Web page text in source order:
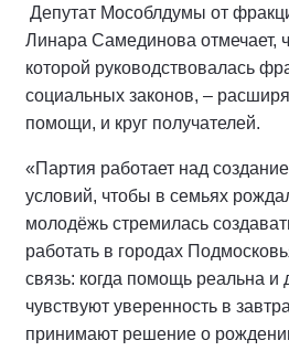
Депутат Мособлдумы от
Линара Самединова отмечает,
которой руководствовалась
социальных законов, –
помощи, и круг получателей.
«Партия работает над
условий, чтобы в семьях
молодёжь стремилась
работать в городах
связь: когда помощь реальна и
чувствуют уверенность в
принимают решение о